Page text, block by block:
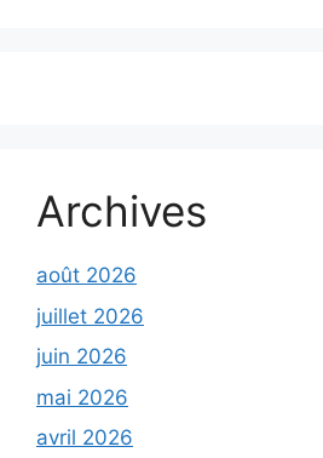
Archives
août 2026
juillet 2026
juin 2026
mai 2026
avril 2026